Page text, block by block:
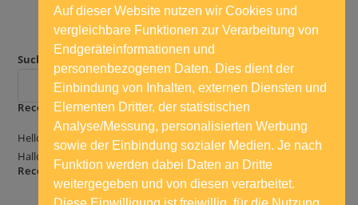
Suchen
SUCHEN
Recent Posts
Hello world!
Hallo Welt!
Recent Comments
Es sind keine Kommentare vorhanden.
Auf dieser Website nutzen wir Cookies und
vergleichbare Funktionen zur Verarbeitung von
Endgeräteinformationen und
personenbezogenen Daten. Dies dient der
Einbindung von Inhalten, externen Diensten und
Elementen Dritter, der statistischen
Analyse/Messung, personalisierten Werbung
sowie der Einbindung sozialer Medien. Je nach
Funktion werden dabei Daten an Dritte
weitergegeben und von diesen verarbeitet.